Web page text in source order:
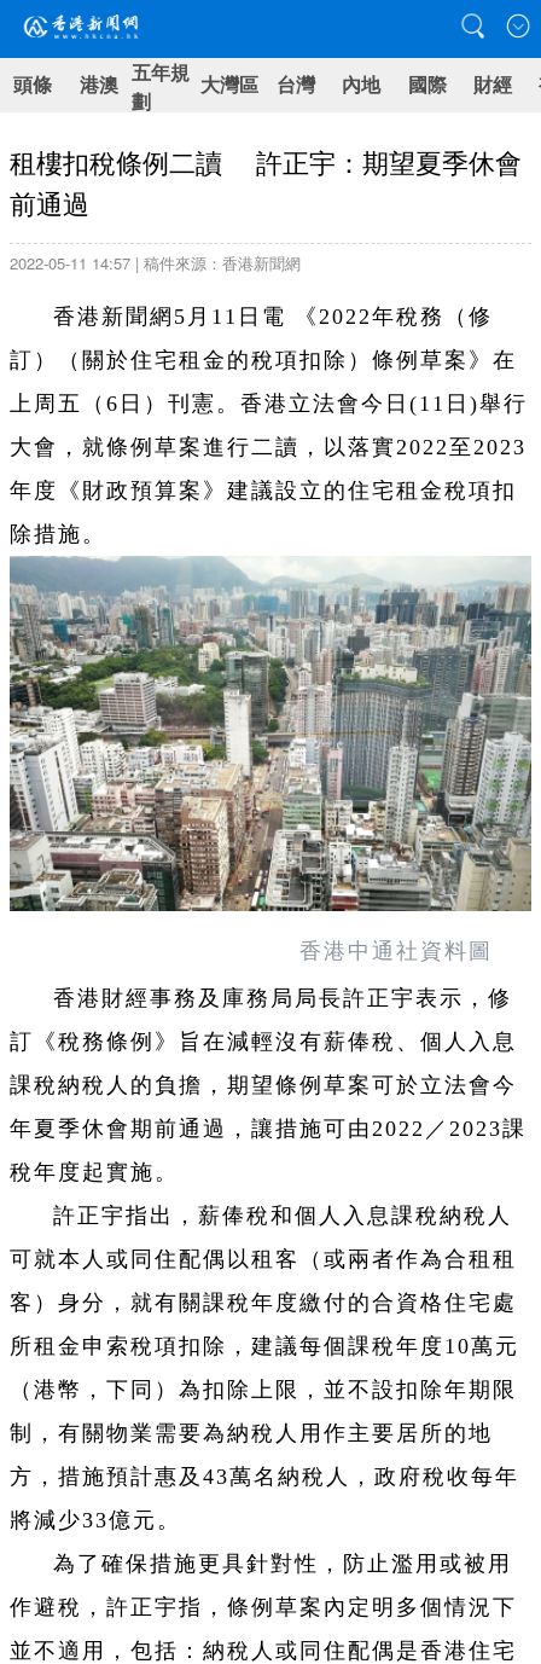
頭條 港澳 五年規
劃
大灣區 台灣 內地 國際 財經
租樓扣稅條例二讀 許正宇：期望夏季休會
前通過
2022-05-11 14:57 | 稿件來源：香港新聞網
香港新聞網5月11日電 《2022年稅務（修
訂）（關於住宅租金的稅項扣除）條例草案》在
上周五（6日）刊憲。香港立法會今日(11日)舉行
大會，就條例草案進行二讀，以落實2022至2023
年度《財政預算案》建議設立的住宅租金稅項扣
除措施。
香港中通社資料圖
香港財經事務及庫務局局長許正宇表示，修
訂《稅務條例》旨在減輕沒有薪俸稅、個人入息
課稅納稅人的負擔，期望條例草案可於立法會今
年夏季休會期前通過，讓措施可由2022／2023課
稅年度起實施。
許正宇指出，薪俸稅和個人入息課稅納稅人
可就本人或同住配偶以租客（或兩者作為合租租
客）身分，就有關課稅年度繳付的合資格住宅處
所租金申索稅項扣除，建議每個課稅年度10萬元
（港幣，下同）為扣除上限，並不設扣除年期限
制，有關物業需要為納稅人用作主要居所的地
方，措施預計惠及43萬名納稅人，政府稅收每年
將減少33億元。
為了確保措施更具針對性，防止濫用或被用
作避稅，許正宇指，條例草案內定明多個情況下
並不適用，包括：納稅人或同住配偶是香港住宅